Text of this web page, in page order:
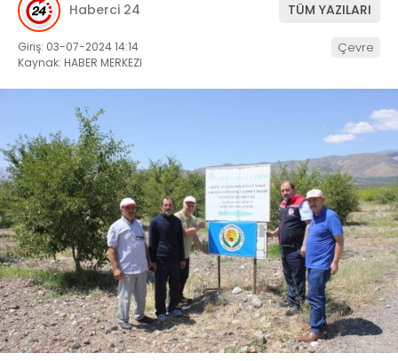
Haberci 24 TÜM YAZILARI
Giriş: 03-07-2024 14:14
Kaynak: HABER MERKEZI
Çevre